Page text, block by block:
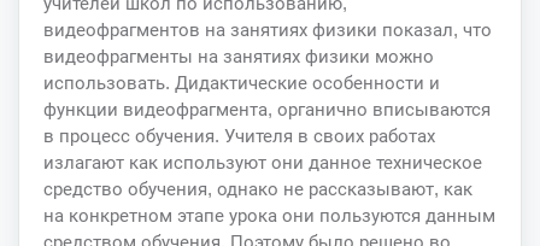
видеофрагментов на занятиях физики показал, что
видеофрагменты на занятиях физики можно
использовать. Дидактические особенности и
функции видеофрагмента, органично вписываются
в процесс обучения. Учителя в своих работах
излагают как используют они данное техническое
средство обучения, однако не рассказывают, как
на конкретном этапе урока они пользуются данным